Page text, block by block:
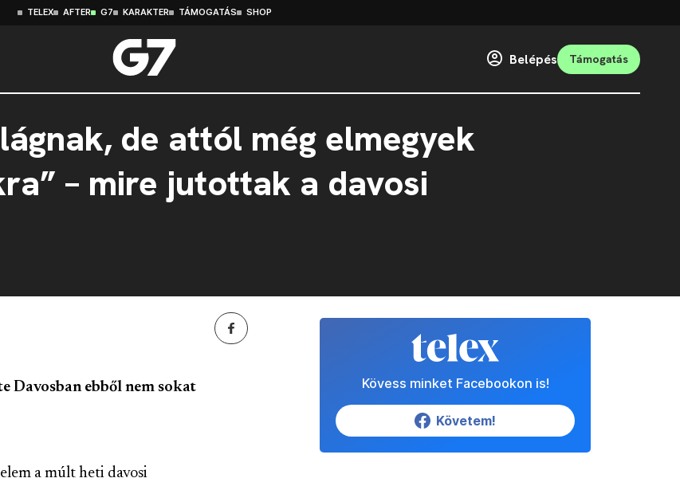
TELEX AFTER G7 KARAKTER TÁMOGATÁS SHOP
Belépés Támogatás
de attól még elmegyek
– mire jutottak a davosi
Davosban ebből nem sokat
a múlt heti davosi
Kövess minket Facebookon is!
Követem!